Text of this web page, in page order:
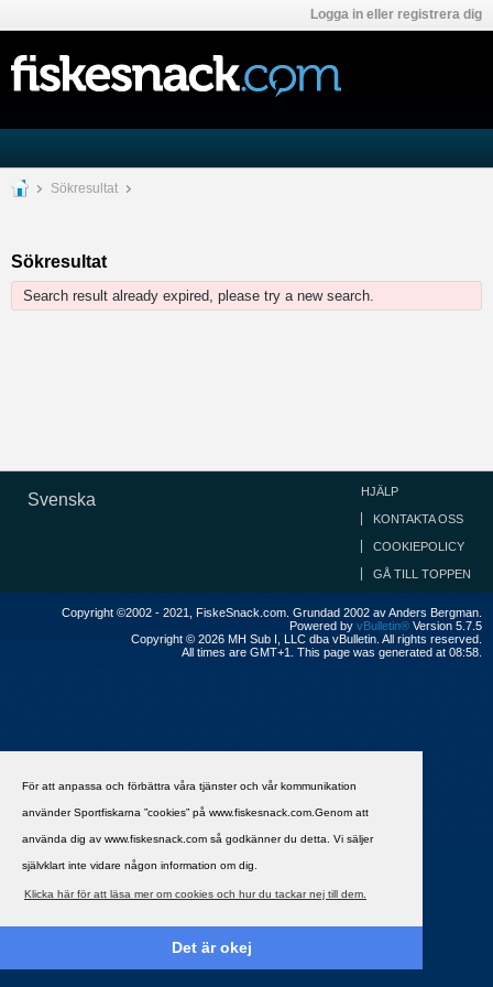
För att anpassa och förbättra våra tjänster och vår kommunikation
använder Sportfiskarna ”cookies” på www.fiskesnack.com.Genom att
använda dig av www.fiskesnack.com så godkänner du detta. Vi säljer
självklart inte vidare någon information om dig.
Klicka här för att läsa mer om cookies och hur du tackar nej till dem.
Det är okej
Logga in eller registrera dig
Sökresultat
Sökresultat
Search result already expired, please try a new search.
Svenska HJÄLP
KONTAKTA OSS
COOKIEPOLICY
GÅ TILL TOPPEN
Copyright ©2002 - 2021, FiskeSnack.com. Grundad 2002 av Anders Bergman.
Powered by vBulletin® Version 5.7.5
Copyright © 2026 MH Sub I, LLC dba vBulletin. All rights reserved.
All times are GMT+1. This page was generated at 08:58.